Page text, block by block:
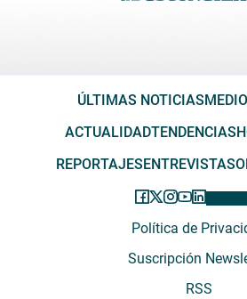
ÚLTIMAS NOTICIAS
ACTUALIDADTENDENCIAS
REPORTAJESENTREVISTAS
Política de
Suscripción
RSS